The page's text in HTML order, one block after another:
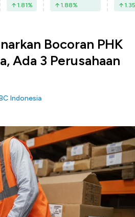
1.81% 1.88% 1.35
Bocoran PHK
Ada 3 Perusahaan
Indonesia